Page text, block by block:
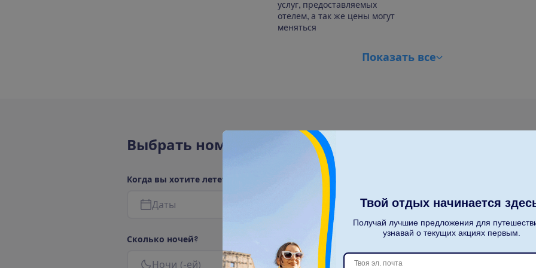
услуг, предоставляемых
отелем, а так же цены могут
меняться
Показать все
Выбрать ном
Когда вы хотите летет
Даты 2
Сколько ночей?
Ночи (-ей)
Твой отдых начинается
Получай лучшие предложения для
узнавай о текущих акциях первым.